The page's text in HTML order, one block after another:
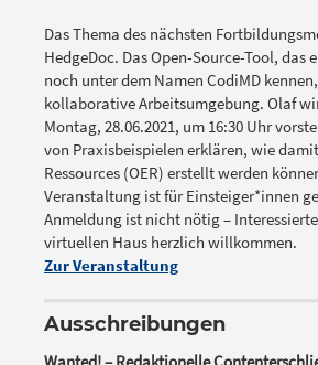
Das Thema des nächsten
HedgeDoc. Das Open-Source-Tool, das
noch unter dem Namen CodiMD
kollaborative Arbeitsumgebung. Olaf
Montag, 28.06.2021, um 16:30 Uhr
von Praxisbeispielen erklären, wie
Ressources (OER) erstellt werden
Veranstaltung ist für Einsteiger*innen
Anmeldung ist nicht nötig –
virtuellen Haus herzlich willkommen.
Zur Veranstaltung
Ausschreibungen